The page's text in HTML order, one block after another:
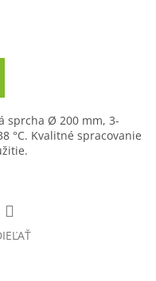
sprcha Ø 200 mm, 3-
°C. Kvalitné spracovanie